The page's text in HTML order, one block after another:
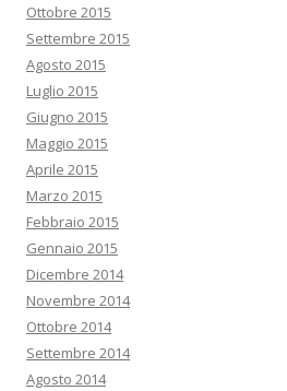
Ottobre 2015
Settembre 2015
Agosto 2015
Luglio 2015
Giugno 2015
Maggio 2015
Aprile 2015
Marzo 2015
Febbraio 2015
Gennaio 2015
Dicembre 2014
Novembre 2014
Ottobre 2014
Settembre 2014
Agosto 2014